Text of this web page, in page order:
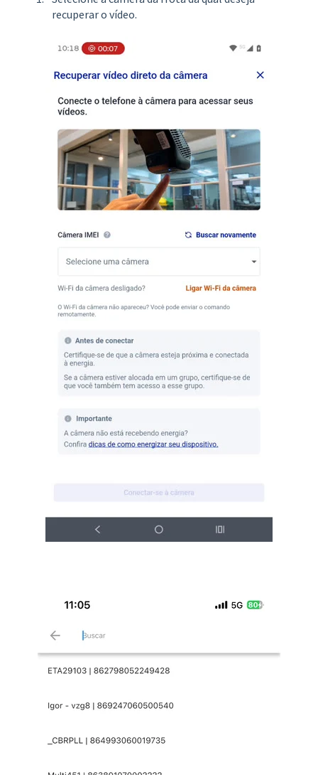
recuperar o vídeo.